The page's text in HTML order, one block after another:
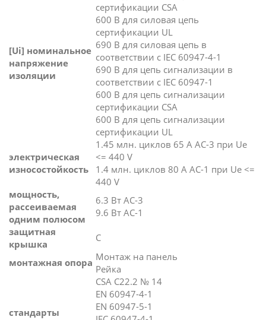
[Ui] номинальное
напряжение
изоляции
сертификации CSA
600 В для силовая цепь
сертификации UL
690 В для силовая цепь в
соответствии с IEC 60947-4-1
690 В для цепь сигнализации в
соответствии с IEC 60947-1
600 В для цепь сигнализации
сертификации CSA
600 В для цепь сигнализации
сертификации UL
электрическая
износостойкость
1.45 млн. циклов 65 А AC-3 при Ue
<= 440 V
1.4 млн. циклов 80 А AC-1 при Ue <=
440 V
мощность,
рассеиваемая
одним полюсом
6.3 Вт AC-3
9.6 Вт AC-1
защитная
крышка
С
монтажная опора Монтаж на панель
Рейка
стандарты
CSA C22.2 № 14
EN 60947-4-1
EN 60947-5-1